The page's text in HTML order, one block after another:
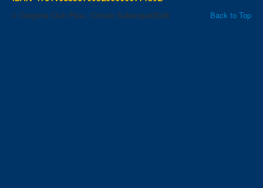
Back to Top
© Gorgona Club Pisa - Circolo Subacquei2026